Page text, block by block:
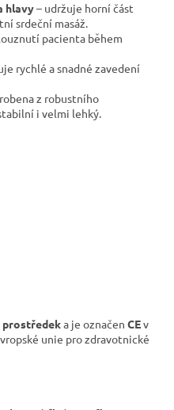
hlavy– udržuje horní část
srdeční masáž.
pacienta během
rychlé a snadné zavedení
z robustního
i velmi lehký.
a je označen CEv
unie pro zdravotnické